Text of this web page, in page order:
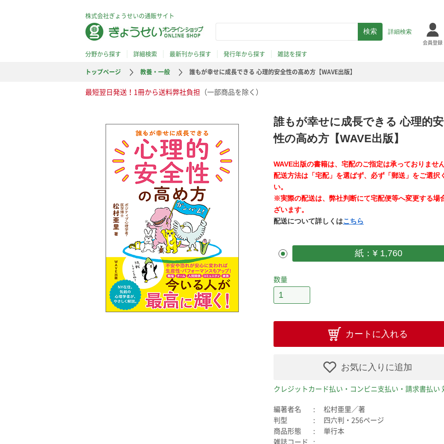
株式会社ぎょうせいの通販サイト
詳細検索
会員登録
分野から探す 詳細検索 最新刊から探す 発行年から探す
雑誌を探す
トップページ
教養・一般 誰もが幸せに成長できる 心理的安全性の高め方【WAVE出版】
最短翌日発送！1冊から送料弊社負担 （一部商品を除く）
誰もが幸せに成長できる 心理的
性の高め方【WAVE出版】
WAVE出版の書籍は、宅配のご指定は承っておりませ
配送方法は「宅配」を選ばず、必ず「郵送」をご選択
い。
※実際の配送は、弊社判断にて宅配便等へ変更する場
ざいます。
配送について詳しくはこちら
紙：¥ 1,760
数量
カートに入れる
お気に入りに追加
クレジットカード払い・コンビニ支払い・請求書払い
編著者名
松村亜里／著
判型
四六判・256ページ
商品形態
単行本
雑誌コード